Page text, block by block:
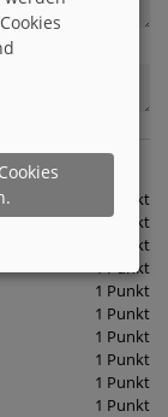
1 Punkt
1 Punkt
1 Punkt
1 Punkt
1 Punkt
1 Punkt
1 Punkt
1 Punkt
1 Punkt
1 Punkt